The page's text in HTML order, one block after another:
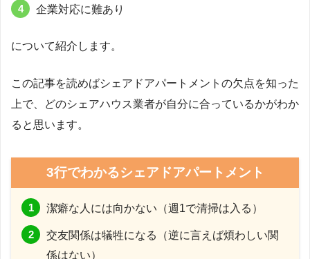
企業対応に難あり
について紹介します。
この記事を読めばシェアドアパートメントの欠点を知った
上で、どのシェアハウス業者が自分に合っているかがわか
ると思います。
3行でわかるシェアドアパートメント
潔癖な人には向かない（週1で清掃は入る）
交友関係は犠牲になる（逆に言えば煩わしい関
係はない）